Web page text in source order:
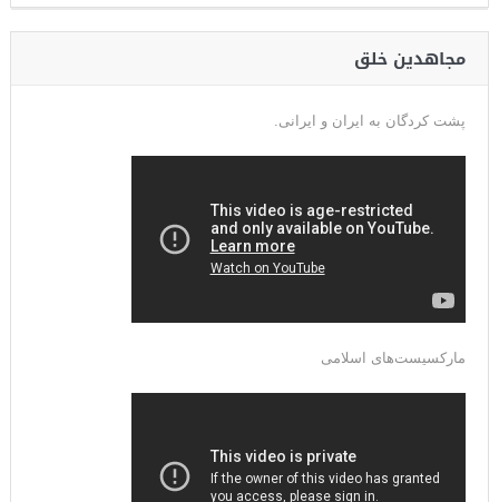
مجاهدین خلق
پشت کردگان به ایران و ایرانی.
مارکسیست‌های اسلامی